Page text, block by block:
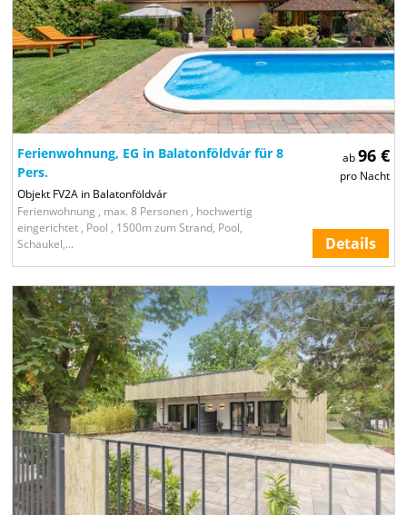
ab96 €
pro Nacht
Ferienwohnung, EG in Balatonföldvár für 8
Pers.
Objekt FV2A in Balatonföldvár
Ferienwohnung , max. 8 Personen , hochwertig
eingerichtet , Pool , 1500m zum Strand, Pool,
Schaukel,...
Details